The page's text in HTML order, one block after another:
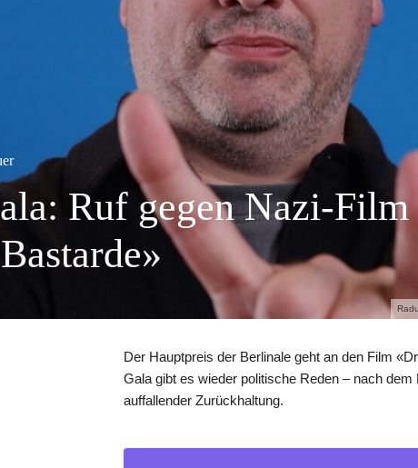
Ruf gegen Nazi-Film
Der Hauptpreis der Berlinale geht an den Film
Gala gibt es wieder politische Reden – nach
auffallender Zurückhaltung.